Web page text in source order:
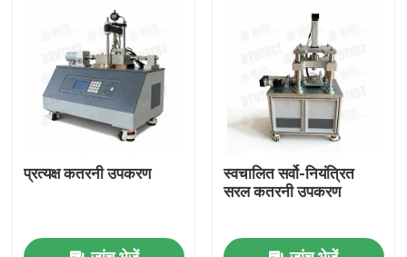
हमसे संपर्क करें
एक बोली का अनुरोध
यूनिवर्सल टेस्टिंग मशीन
कंक्रीट परीक्षण मशीन
प्रत्यक्ष कतरनी उपकरण
स्वचालित सर्वो-नियंत्रित
सरल कतरनी उपकरण